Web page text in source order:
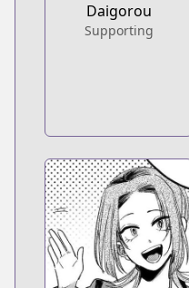
Daigorou
Supporting